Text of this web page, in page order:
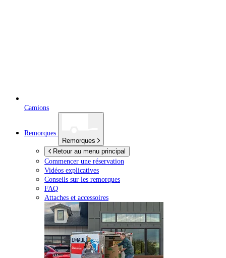
Camions
Remorques
Remorques
Retour au menu principal
Commencer une réservation
Vidéos explicatives
Conseils sur les remorques
FAQ
Attaches et accessoires